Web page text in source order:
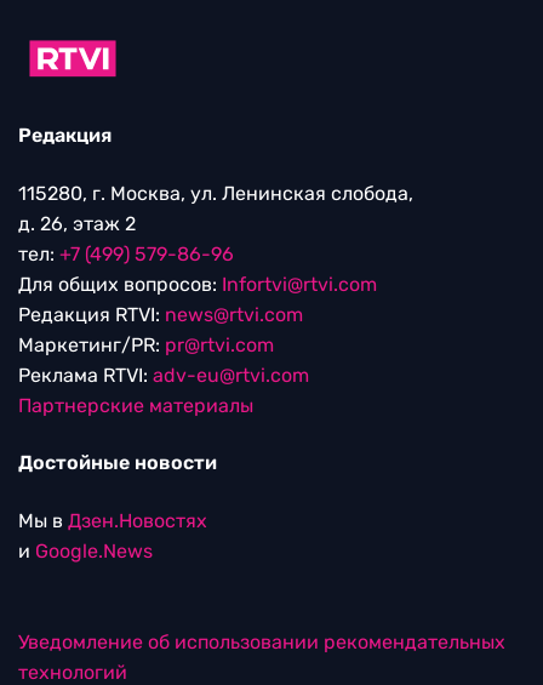
Редакция
115280, г. Москва, ул. Ленинская слобода,
д. 26, этаж 2
тел: +7 (499) 579-86-96
Для общих вопросов: Infortvi@rtvi.com
Редакция RTVI: news@rtvi.com
Маркетинг/PR: pr@rtvi.com
Реклама RTVI: adv-eu@rtvi.com
Партнерские материалы
Достойные новости
Мы в Дзен.Новостях
и Google.News
Уведомление об использовании рекомендательных
технологий